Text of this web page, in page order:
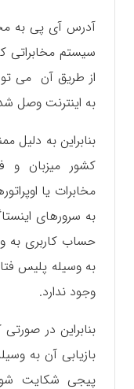
آدرس آی پی به
سیستم مخابراتی
از طریق آن می
به اینترنت وصل
بنابراین به دلیل
کشور میزبان و
مخابرات یا
به سرورهای
حساب کاربری به
به وسیله پلیس
وجود ندارد.
بنابراین در
بازیابی آن به
پیجی شکایت